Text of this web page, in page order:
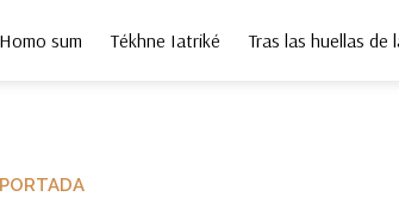
Homo sum Tékhne Iatriké Tras las huellas de
PORTADA